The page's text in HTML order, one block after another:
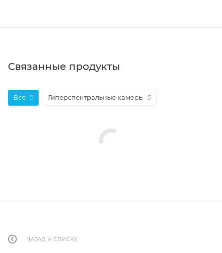
Связанные продукты
Все 5 Гиперспектральные камеры 5
НАЗАД К СПИСКУ